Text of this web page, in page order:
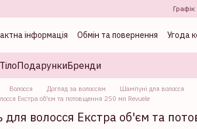
інформація Обмін та повернення
Угода
ТілоПодарункиБренди
Волосся Догляд за волоссям Шампуні для волосся
Екстра об'єм та потовщення 250 мл Revuele
волосся Екстра об'єм та